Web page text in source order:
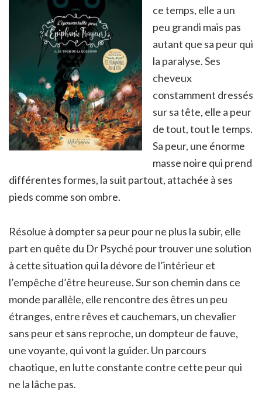
ce temps, elle a un
peu grandi mais pas
autant que sa peur qui
la paralyse. Ses
cheveux
constamment dressés
sur sa tête, elle a peur
de tout, tout le temps.
Sa peur, une énorme
masse noire qui prend
différentes formes, la suit partout, attachée à ses
pieds comme son ombre.
Résolue à dompter sa peur pour ne plus la subir, elle
part en quête du Dr Psyché pour trouver une solution
à cette situation qui la dévore de l’intérieur et
l’empêche d’être heureuse. Sur son chemin dans ce
monde parallèle, elle rencontre des êtres un peu
étranges, entre rêves et cauchemars, un chevalier
sans peur et sans reproche, un dompteur de fauve,
une voyante, qui vont la guider. Un parcours
chaotique, en lutte constante contre cette peur qui
ne la lâche pas.